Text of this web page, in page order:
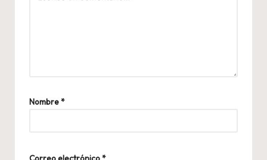
Nombre*